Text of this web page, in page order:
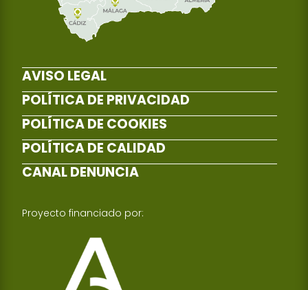
AVISO LEGAL
POLÍTICA DE PRIVACIDAD
POLÍTICA DE COOKIES
POLÍTICA DE CALIDAD
CANAL DENUNCIA
Proyecto financiado por: